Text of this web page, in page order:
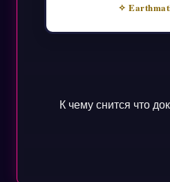
✧
К чему снится что